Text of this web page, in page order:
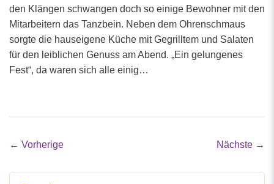
den Klängen schwangen doch so einige Bewohner mit den
Mitarbeitern das Tanzbein. Neben dem Ohrenschmaus
sorgte die hauseigene Küche mit Gegrilltem und Salaten
für den leiblichen Genuss am Abend. „Ein gelungenes
Fest“, da waren sich alle einig…
← Vorherige Nächste →